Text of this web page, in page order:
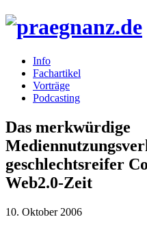
Info
Fachartikel
Vorträge
Podcasting
Das merkwürdige
geschlechtsreifer
Web2.0-Zeit
10. Oktober 2006